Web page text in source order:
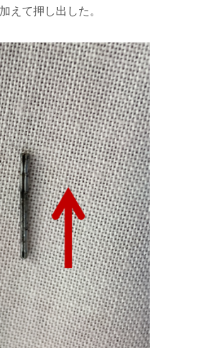
えて押し出した。